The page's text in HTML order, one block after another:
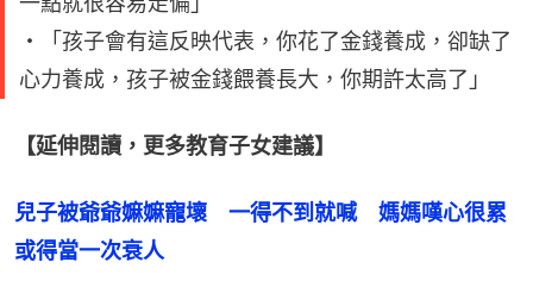
・「孩子會有這反映代表，你花了金錢養成，卻缺了
心力養成，孩子被金錢餵養長大，你期許太高了」
【延伸閱讀，更多教育子女建議】
兒子被爺爺嫲嫲寵壞　一得不到就喊　媽媽嘆心很累
或得當一次衰人